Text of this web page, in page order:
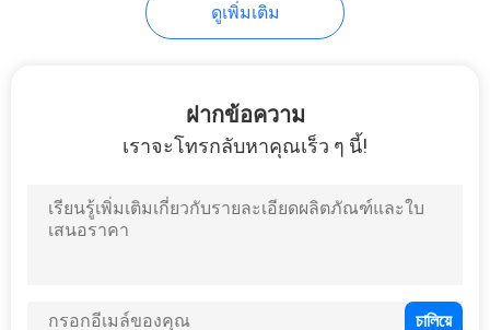
ดูเพิ่มเติม
ฝากข้อความ
เราจะโทรกลับหาคุณเร็ว ๆ นี้!